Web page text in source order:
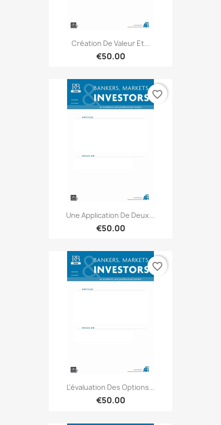
Création De Valeur Et...
€50.00
Une Application De Deux...
€50.00
favorite_border
L'évaluation Des Options...
€50.00
favorite_border